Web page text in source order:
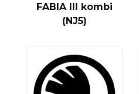
FABIA III kombi
(NJ5)